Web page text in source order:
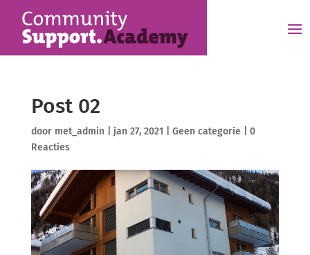
Post 02
door met_admin jan 27, 2021 Geen categorie
0
Reacties